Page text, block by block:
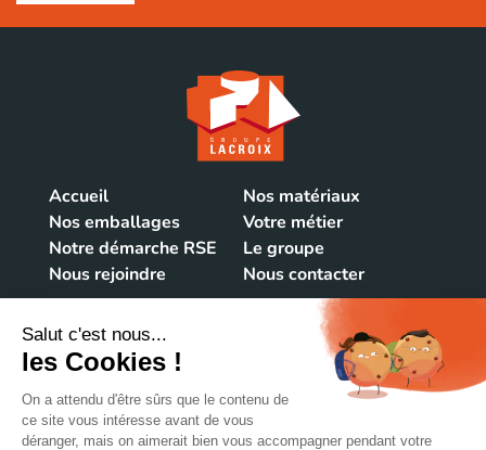
Accueil
Nos matériaux
Nos emballages
Votre métier
Notre démarche RSE
Le groupe
Nous rejoindre
Nous contacter
NOUS CONTACTER
106 rue du Vieux Bourg
39220 Bois d'Amont